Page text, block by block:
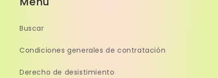
Buscar
Condiciones generales de contratación
Derecho de desistimiento